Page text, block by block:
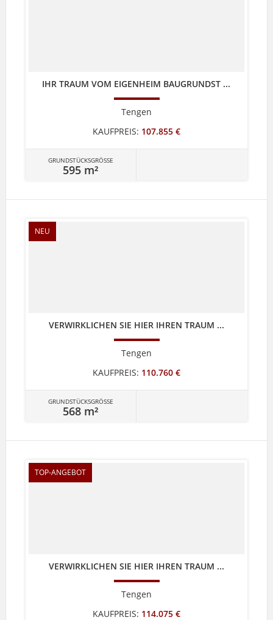
IHR TRAUM VOM EIGENHEIM BAUGRUNDST ...
Tengen
KAUFPREIS: 107.855 €
GRUNDSTÜCKSGRÖSSE
595 m²
NEU
VERWIRKLICHEN SIE HIER IHREN TRAUM ...
Tengen
KAUFPREIS: 110.760 €
GRUNDSTÜCKSGRÖSSE
568 m²
TOP-ANGEBOT
VERWIRKLICHEN SIE HIER IHREN TRAUM ...
Tengen
KAUFPREIS: 114.075 €